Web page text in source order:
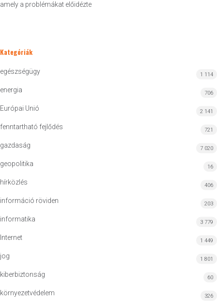
amely a problémákat előidézte
Kategóriák
egészségügy 1 114
energia 706
Európai Unió 2 141
fenntartható fejlődés 721
gazdaság 7 020
geopolitika 16
hírközlés 406
információ röviden 203
informatika 3 779
Internet 1 449
jog 1 801
kiberbiztonság 60
környezetvédelem 326